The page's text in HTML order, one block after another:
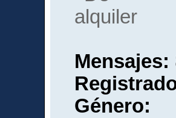
Mensajes:
Género: